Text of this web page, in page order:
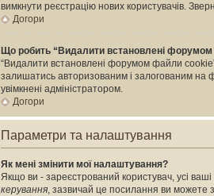
вимкнути реєстрацію нових користувачів.
Догори
Що робить “Видалити встановлені
“Видалити встановлені форумом файли
залишатись авторизованим і залогованим на
увімкнені адміністратором.
Догори
Параметри та налаштування
Як мені змінити мої налаштування?
Якщо ви - зареєстрований користувач, усі
керування, зазвичай це посилання ви можете